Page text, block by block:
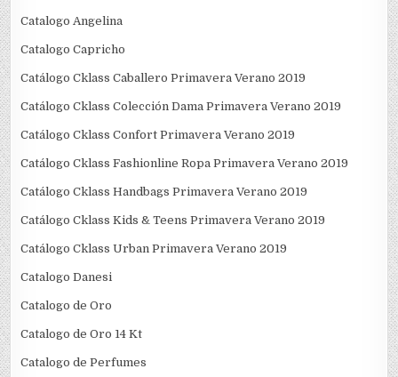
Catalogo Angelina
Catalogo Capricho
Catálogo Cklass Caballero Primavera Verano 2019
Catálogo Cklass Colección Dama Primavera Verano 2019
Catálogo Cklass Confort Primavera Verano 2019
Catálogo Cklass Fashionline Ropa Primavera Verano 2019
Catálogo Cklass Handbags Primavera Verano 2019
Catálogo Cklass Kids & Teens Primavera Verano 2019
Catálogo Cklass Urban Primavera Verano 2019
Catalogo Danesi
Catalogo de Oro
Catalogo de Oro 14 Kt
Catalogo de Perfumes